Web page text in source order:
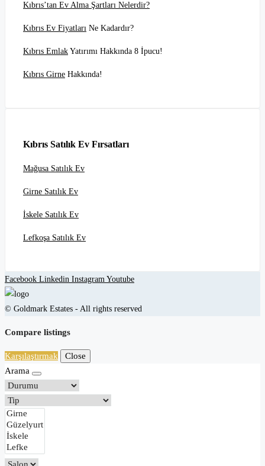
Kıbrıs’tan Ev Alma Şartları Nelerdir?
Kıbrıs Ev Fiyatları Ne Kadardır?
Kıbrıs Emlak Yatırımı Hakkında 8 İpucu!
Kıbrıs Girne Hakkında!
Kıbrıs Satılık Ev Fırsatları
Mağusa Satılık Ev
Girne Satılık Ev
İskele Satılık Ev
Lefkoşa Satılık Ev
Facebook Linkedin Instagram Youtube
© Goldmark Estates - All rights reserved
Compare listings
Karşılaştırmak
Close
Arama